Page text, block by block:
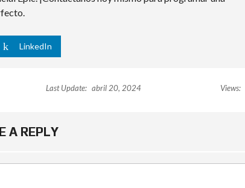
LinkedIn
Last Update: abril 20, 2024 Views:
A REPLY